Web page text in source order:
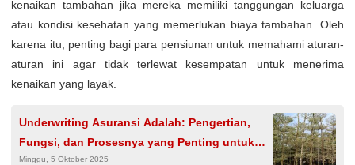
kenaikan tambahan jika mereka memiliki tanggungan keluarga
atau kondisi kesehatan yang memerlukan biaya tambahan. Oleh
karena itu, penting bagi para pensiunan untuk memahami aturan-
aturan ini agar tidak terlewat kesempatan untuk menerima
kenaikan yang layak.
Underwriting Asuransi Adalah: Pengertian,
Fungsi, dan Prosesnya yang Penting untuk
Dipahami
Minggu, 5 Oktober 2025